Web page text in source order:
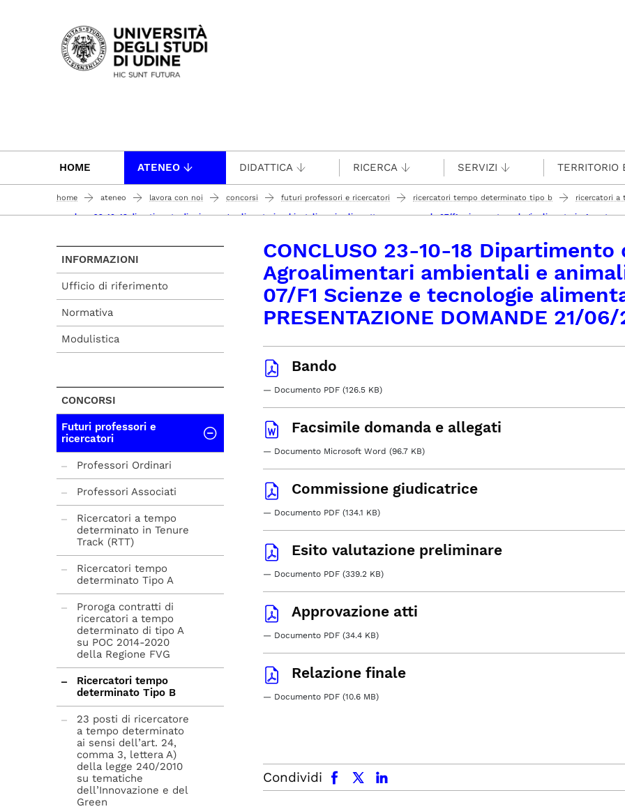
Passa al contenuto principale
HOME ATENEO DIDATTICA RICERCA SERVIZI TERRITORIO
home ateneo lavora con noi concorsi futuri professori e ricercatori ricercatori tempo determinato tipo b ricercatori a
concluso 23-10-18 dipartimento di scienze agroalimentari ambientali e animali - settore concorsuale 07/f1 scienze e tecnologie alimentari - 1 posto -
CONCLUSO 23-10-18 Dipartimento
Agroalimentari ambientali e
07/F1 Scienze e tecnologie
PRESENTAZIONE DOMANDE 21/
Bando
— Documento PDF (126.5 KB)
Facsimile domanda e allegati
— Documento Microsoft Word (96.7 KB)
Commissione giudicatrice
— Documento PDF (134.1 KB)
Esito valutazione preliminare
— Documento PDF (339.2 KB)
Approvazione atti
— Documento PDF (34.4 KB)
Relazione finale
— Documento PDF (10.6 MB)
Condividi
facebook x.com linkedin
INFORMAZIONI
Ufficio di riferimento
Normativa
Modulistica
CONCORSI
Futuri professori e
ricercatori
Professori Ordinari
Professori Associati
Ricercatori a tempo
determinato in Tenure
Track (RTT)
Ricercatori tempo
determinato Tipo A
Proroga contratti di
ricercatori a tempo
determinato di tipo A
su POC 2014-2020
della Regione FVG
Ricercatori tempo
determinato Tipo B
23 posti di ricercatore
a tempo determinato
ai sensi dell’art. 24,
comma 3, lettera A)
della legge 240/2010
su tematiche
dell’Innovazione e del
Green